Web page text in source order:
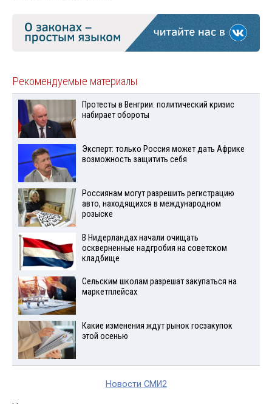
Рекомендуемые материалы
Протесты в Венгрии: политический кризис
набирает обороты
Эксперт: только Россия может дать Африке
возможность защитить себя
Россиянам могут разрешить регистрацию
авто, находящихся в международном
розыске
В Нидерландах начали очищать
оскверненные надгробия на советском
кладбище
Сельским школам разрешат закупаться на
маркетплейсах
Какие изменения ждут рынок госзакупок
этой осенью
Новости СМИ2